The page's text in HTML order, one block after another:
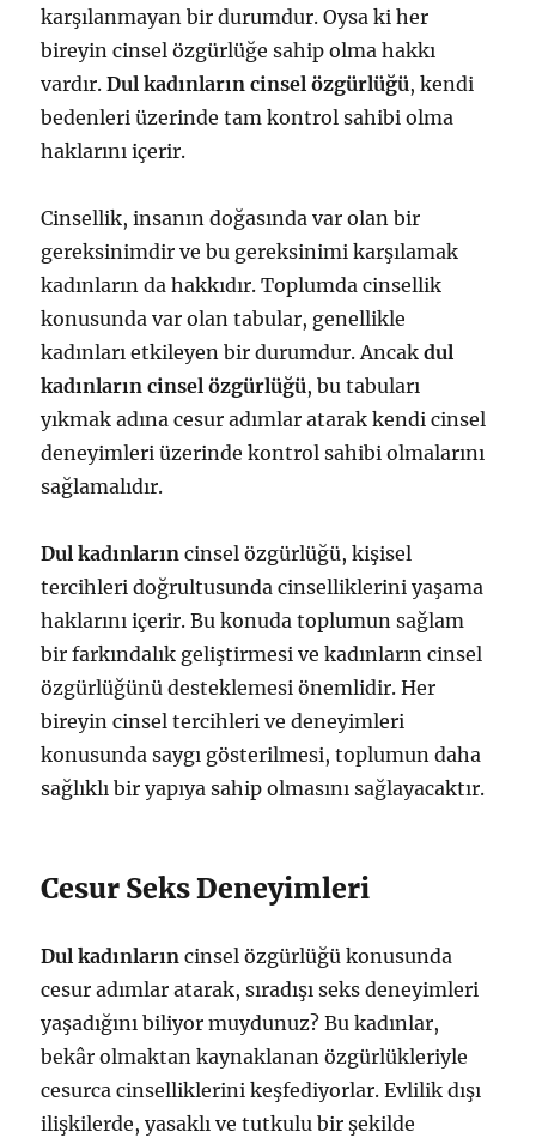
karşılanmayan bir durumdur. Oysa ki her
bireyin cinsel özgürlüğe sahip olma hakkı
vardır.Dul kadınların cinsel özgürlüğü, kendi
bedenleri üzerinde tam kontrol sahibi olma
haklarını içerir.
Cinsellik, insanın doğasında var olan bir
gereksinimdir ve bu gereksinimi karşılamak
kadınların da hakkıdır. Toplumda cinsellik
konusunda var olan tabular, genellikle
kadınları etkileyen bir durumdur. Ancakdul
kadınların cinsel özgürlüğü, bu tabuları
yıkmak adına cesur adımlar atarak kendi cinsel
deneyimleri üzerinde kontrol sahibi olmalarını
sağlamalıdır.
Dul kadınların cinsel özgürlüğü, kişisel
tercihleri doğrultusunda cinselliklerini yaşama
haklarını içerir. Bu konuda toplumun sağlam
bir farkındalık geliştirmesi ve kadınların cinsel
özgürlüğünü desteklemesi önemlidir. Her
bireyin cinsel tercihleri ve deneyimleri
konusunda saygı gösterilmesi, toplumun daha
sağlıklı bir yapıya sahip olmasını sağlayacaktır.
Cesur Seks Deneyimleri
Dul kadınların cinsel özgürlüğü konusunda
cesur adımlar atarak, sıradışı seks deneyimleri
yaşadığını biliyor muydunuz? Bu kadınlar,
bekâr olmaktan kaynaklanan özgürlükleriyle
cesurca cinselliklerini keşfediyorlar. Evlilik dışı
ilişkilerde, yasaklı ve tutkulu bir şekilde